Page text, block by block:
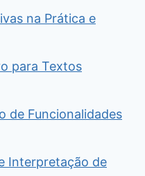
na Prática e
para Textos
de Funcionalidades
Interpretação de